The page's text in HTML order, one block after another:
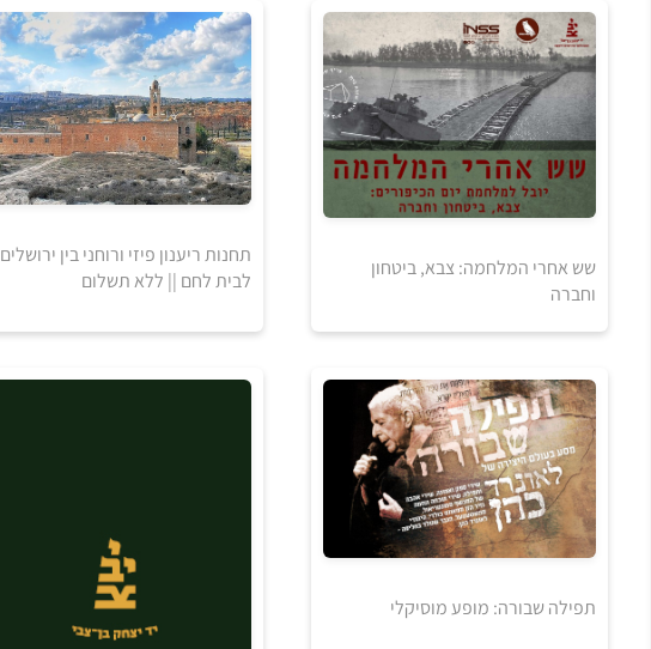
5
₪
5
שש אחרי המלחמה: צבא, ביטחון
וחברה
למידע ולרכישה
תחנות ריענון פיזי ורוחני בין ירושלים
לבית לחם || ללא תשלום
תפילה שבורה: מופע מוסיקלי